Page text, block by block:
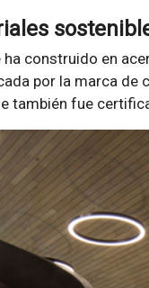
construido en
por la marca de
también fue